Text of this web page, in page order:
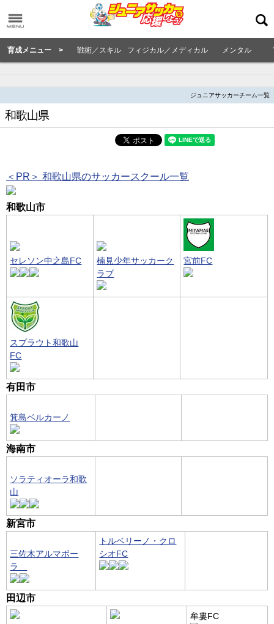
育成メニュー > 戦術／スキル フィジカル／メディカル メンタル
ジュニアサッカーチーム一覧
和歌山県
＜PR＞ 和歌山県のサッカースクール一覧
和歌山市
セレソン中之島FC
楠見少年サッカーク
ラブ
宮前FC
スプラウト和歌山
FC
有田市
箕島ベルカーノ
海南市
ソラティオーラ和歌
山
新宮市
三佐木アルマボー
ラ
トルベリーノ・クロ
シオFC
田辺市
牟婁FC